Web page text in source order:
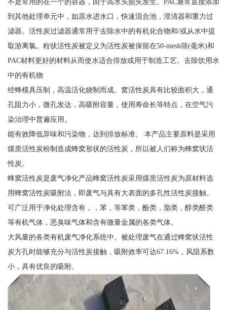
到其他处理单元中，如原水进水口，快速混合池，澄清器和重力过
滤器。活性炭过滤器通常用于去除水中的有机化合物和/或从水中提
取游离氯。粒状活性炭被定义为活性炭被保留在50-mesh筛(毫米)和
PAC材料更好的材料从而使水适合排放或用于制造工艺。去除饮用水
中的有机物
经蜂模具压制，高温活化烧制而成。窝活性炭具有比较面积大，通
孔阻力小，微孔发达，高吸附容量，使用寿命长等特点，在空气污
染治理中普遍应用。
能有效降低异味和污染物，达到排放标准。 本产品主要原料是采用
煤质活性炭粉制造成蜂窝形状的活性炭，所以被人们称为蜂窝状活
性炭。
蜂窝活性炭是废气净化产品蜂窝活性炭采用煤质活性炭为原材料选
用蜂窝活性炭吸附法，即废气与具有大表面的多孔性活性炭接触。
可广泛用于净化处理含有，，苯，等苯类，酚类，脂类，醇类醛类
等有机气体，恶臭味气体和含有微量金属的各类气体。
大风量的各类有机废气净化系统中。被处理废气在通过蜂窝状活性
炭方孔时能够充分与活性炭接触，吸附效率可达67.16%，风阻系数
小，具有优良的吸附。